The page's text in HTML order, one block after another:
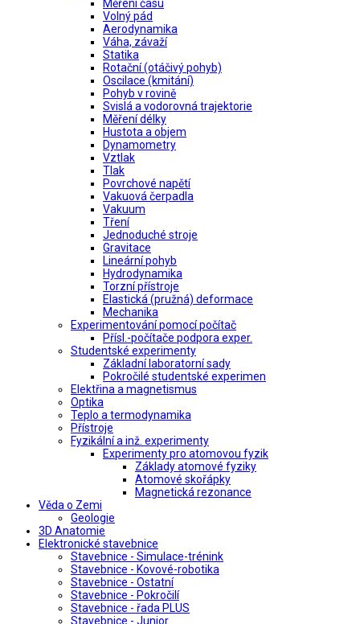
Měření času
Volný pád
Aerodynamika
Váha, závaží
Statika
Rotační (otáčivý pohyb)
Oscilace (kmitání)
Pohyb v rovině
Svislá a vodorovná trajektorie
Měření délky
Hustota a objem
Dynamometry
Vztlak
Tlak
Povrchové napětí
Vakuová čerpadla
Vakuum
Tření
Jednoduché stroje
Gravitace
Lineární pohyb
Hydrodynamika
Torzní přístroje
Elastická (pružná) deformace
Mechanika
Experimentování pomocí počítač
Přísl.-počítače podpora exper.
Studentské experimenty
Základní laboratorní sady
Pokročilé studentské experimen
Elektřina a magnetismus
Optika
Teplo a termodynamika
Přístroje
Fyzikální a inž. experimenty
Experimenty pro atomovou fyzik
Základy atomové fyziky
Atomové skořápky
Magnetická rezonance
Věda o Zemi
Geologie
3D Anatomie
Elektronické stavebnice
Stavebnice - Simulace-trénink
Stavebnice - Kovové-robotika
Stavebnice - Ostatní
Stavebnice - Pokročilí
Stavebnice - řada PLUS
Stavebnice - Junior